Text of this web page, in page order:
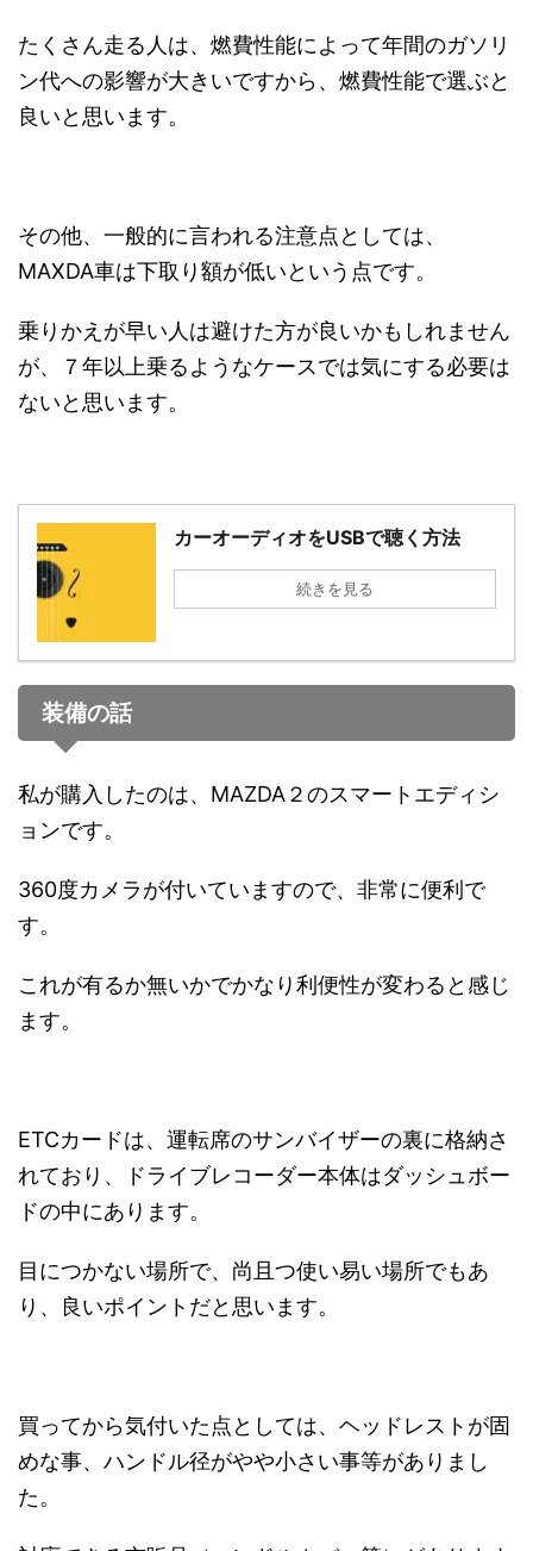
たくさん走る人は、燃費性能によって年間のガソリ
ン代への影響が大きいですから、燃費性能で選ぶと
良いと思います。
その他、一般的に言われる注意点としては、
MAXDA車は下取り額が低いという点です。
乗りかえが早い人は避けた方が良いかもしれません
が、７年以上乗るようなケースでは気にする必要は
ないと思います。
カーオーディオをUSBで聴く方法
続きを見る
装備の話
私が購入したのは、MAZDA２のスマートエディシ
ョンです。
360度カメラが付いていますので、非常に便利で
す。
これが有るか無いかでかなり利便性が変わると感じ
ます。
ETCカードは、運転席のサンバイザーの裏に格納さ
れており、ドライブレコーダー本体はダッシュボー
ドの中にあります。
目につかない場所で、尚且つ使い易い場所でもあ
り、良いポイントだと思います。
買ってから気付いた点としては、ヘッドレストが固
めな事、ハンドル径がやや小さい事等がありまし
た。